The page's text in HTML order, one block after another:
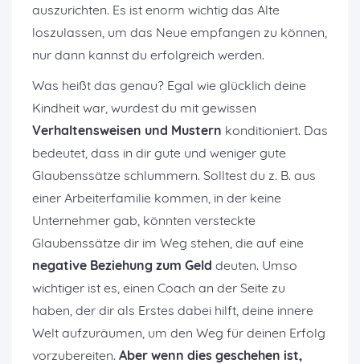
auszurichten. Es ist enorm wichtig das Alte
loszulassen, um das Neue empfangen zu können,
nur dann kannst du erfolgreich werden.
Was heißt das genau? Egal wie glücklich deine
Kindheit war, wurdest du mit gewissen
Verhaltensweisen und Mustern konditioniert. Das
bedeutet, dass in dir gute und weniger gute
Glaubenssätze schlummern. Solltest du z. B. aus
einer Arbeiterfamilie kommen, in der keine
Unternehmer gab, könnten versteckte
Glaubenssätze dir im Weg stehen, die auf eine
negative Beziehung zum Geld deuten. Umso
wichtiger ist es, einen Coach an der Seite zu
haben, der dir als Erstes dabei hilft, deine innere
Welt aufzuräumen, um den Weg für deinen Erfolg
vorzubereiten. Aber wenn dies geschehen ist,